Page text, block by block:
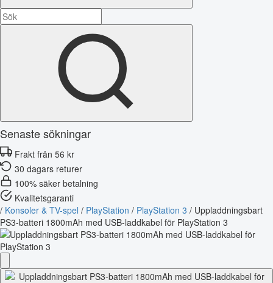
Senaste sökningar
Frakt från 56 kr
30 dagars returer
100% säker betalning
Kvalitetsgaranti
/ Konsoler & TV-spel / PlayStation / PlayStation 3 / Uppladdningsbart
PS3-batteri 1800mAh med USB-laddkabel för PlayStation 3